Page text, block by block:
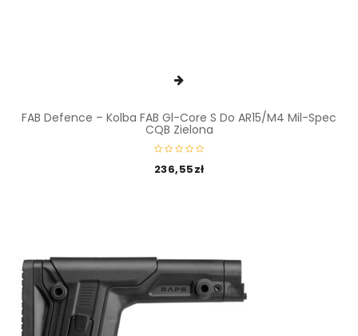
FAB Defence – Kolba FAB Gl-Core S Do AR15/M4 Mil-Spec
CQB Zielona
236,55zł